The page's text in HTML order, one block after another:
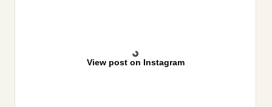
View post on Instagram